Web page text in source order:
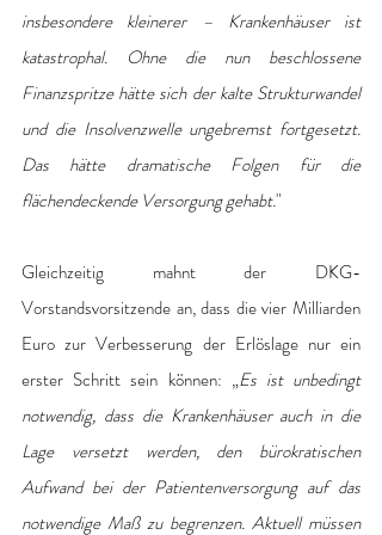
insbesondere kleinerer – Krankenhäuser ist
katastrophal. Ohne die nun beschlossene
Finanzspritze hätte sich der kalte Strukturwandel
und die Insolvenzwelle ungebremst fortgesetzt.
Das hätte dramatische Folgen für die
flächendeckende Versorgung gehabt."
Gleichzeitig mahnt der DKG-
Vorstandsvorsitzende an, dass die vier Milliarden
Euro zur Verbesserung der Erlöslage nur ein
erster Schritt sein können: „Es ist unbedingt
notwendig, dass die Krankenhäuser auch in die
Lage versetzt werden, den bürokratischen
Aufwand bei der Patientenversorgung auf das
notwendige Maß zu begrenzen. Aktuell müssen